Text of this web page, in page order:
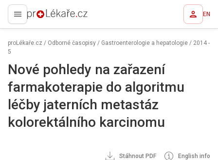
proLékaře.cz EN
proLékaře.cz / Odborné časopisy / Gastroenterologie a hepatologie / 2014 -
5
Nové pohledy na zařazení
farmakoterapie do algoritmu
léčby jaterních metastáz
kolorektálního karcinomu
Stáhnout PDF English info